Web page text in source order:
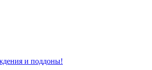
и поддоны!